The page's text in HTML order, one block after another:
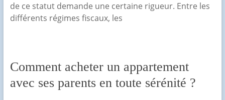
de ce statut demande une certaine rigueur. Entre les
différents régimes fiscaux, les
Comment acheter un appartement
avec ses parents en toute sérénité ?